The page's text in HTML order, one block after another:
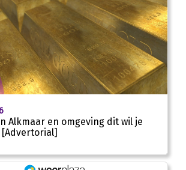
Alkmaar en omgeving dit wil je